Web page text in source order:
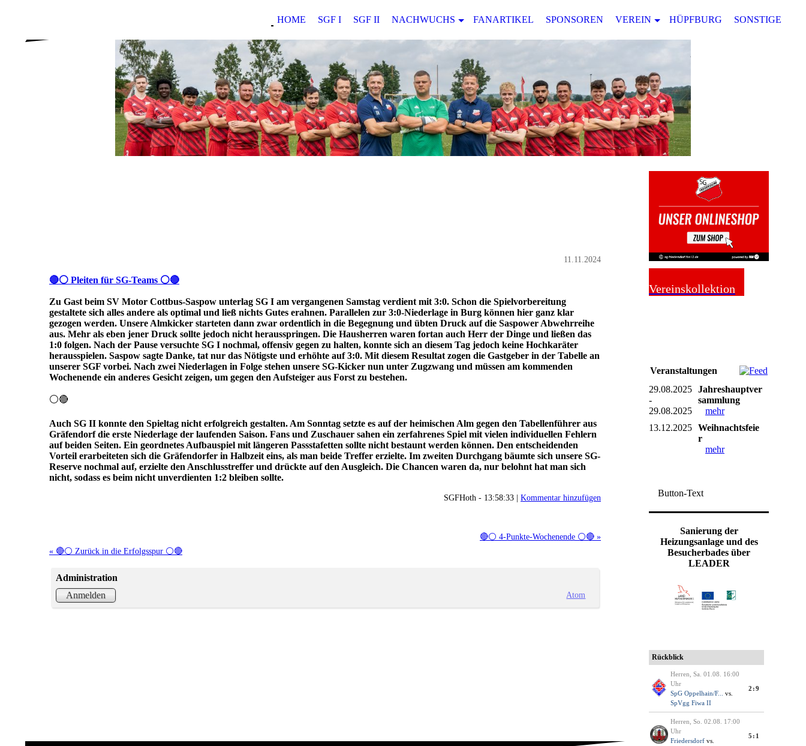
HOME SGF I SGF II NACHWUCHS FANARTIKEL SPONSOREN VEREIN HÜPFBURG SONSTIGES
11.11.2024
🔴⚪ Pleiten für SG-Teams ⚪🔴
Zu Gast beim SV Motor Cottbus-Saspow unterlag SG I am vergangenen Samstag verdient mit 3:0. Schon die Spielvorbereitung
gestaltete sich alles andere als optimal und ließ nichts Gutes erahnen. Parallelen zur 3:0-Niederlage in Burg können hier ganz klar
gezogen werden. Unsere Almkicker starteten dann zwar ordentlich in die Begegnung und übten Druck auf die Saspower Abwehrreihe
aus. Mehr als eben jener Druck sollte jedoch nicht herausspringen. Die Hausherren waren fortan auch Herr der Dinge und ließen das
1:0 folgen. Nach der Pause versuchte SG I nochmal, offensiv gegen zu halten, konnte sich an diesem Tag jedoch keine Hochkaräter
herausspielen. Saspow sagte Danke, tat nur das Nötigste und erhöhte auf 3:0. Mit diesem Resultat zogen die Gastgeber in der Tabelle an
unserer SGF vorbei. Nach zwei Niederlagen in Folge stehen unsere SG-Kicker nun unter Zugzwang und müssen am kommenden
Wochenende ein anderes Gesicht zeigen, um gegen den Aufsteiger aus Forst zu bestehen.
⚪🔴
Auch SG II konnte den Spieltag nicht erfolgreich gestalten. Am Sonntag setzte es auf der heimischen Alm gegen den Tabellenführer aus
Gräfendorf die erste Niederlage der laufenden Saison. Fans und Zuschauer sahen ein zerfahrenes Spiel mit vielen individuellen Fehlern
auf beiden Seiten. Ein geordnetes Aufbauspiel mit längeren Passstafetten sollte nicht bestaunt werden können. Den entscheidenden
Vorteil erarbeiteten sich die Gräfendorfer in Halbzeit eins, als man beide Treffer erzielte. Im zweiten Durchgang bäumte sich unsere SG-
Reserve nochmal auf, erzielte den Anschlusstreffer und drückte auf den Ausgleich. Die Chancen waren da, nur belohnt hat man sich
nicht, sodass es beim nicht unverdienten 1:2 bleiben sollte.
SGFHoth - 13:58:33 | Kommentar hinzufügen
🔴⚪ 4-Punkte-Wochenende ⚪🔴 »
« 🔴⚪ Zurück in die Erfolgsspur ⚪🔴
Administration
Anmelden
Atom
Vereinskollektion
Veranstaltungen
29.08.2025
-
29.08.2025
Jahreshauptver
sammlung
mehr
13.12.2025 Weihnachtsfeie
r
mehr
Button-Text
Sanierung der
Heizungsanlage und des
Besucherbades über
LEADER